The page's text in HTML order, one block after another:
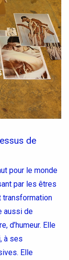
de
pour le monde
par les êtres
transformation
aussi de
d’humeur. Elle
à ses
Elle